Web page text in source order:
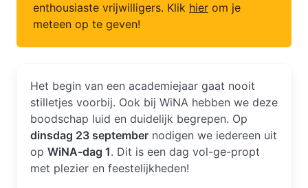
enthousiaste vrijwilligers. Klik hier om je
meteen op te geven!
Het begin van een academiejaar gaat nooit
stilletjes voorbij. Ook bij WiNA hebben we deze
boodschap luid en duidelijk begrepen. Op
dinsdag 23 september nodigen we iedereen uit
op WiNA-dag 1. Dit is een dag vol-ge-propt
met plezier en feestelijkheden!